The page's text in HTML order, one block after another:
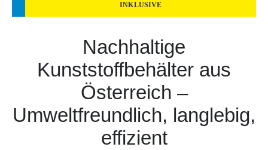
INKLUSIVE
Nachhaltige
Kunststoffbehälter aus
Österreich –
Umweltfreundlich, langlebig,
effizient